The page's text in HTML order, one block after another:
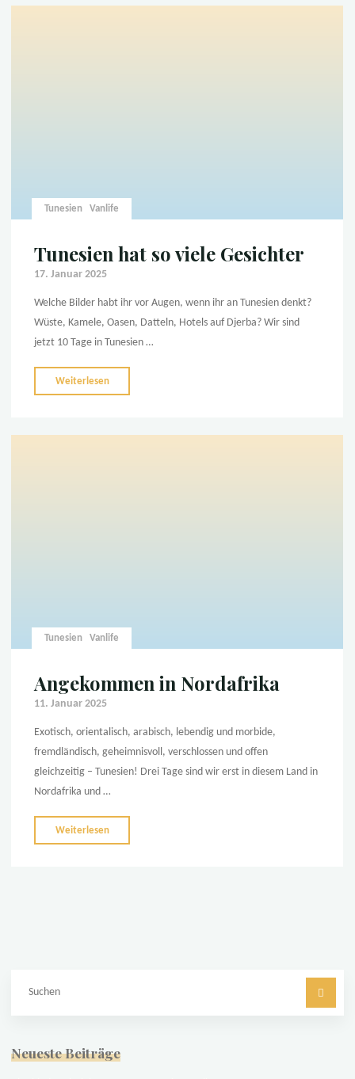
Tunesien Vanlife
Tunesien hat so viele Gesichter
17. Januar 2025
Welche Bilder habt ihr vor Augen, wenn ihr an Tunesien denkt?
Wüste, Kamele, Oasen, Datteln, Hotels auf Djerba? Wir sind
jetzt 10 Tage in Tunesien …
Weiterlesen
Tunesien Vanlife
Angekommen in Nordafrika
11. Januar 2025
Exotisch, orientalisch, arabisch, lebendig und morbide,
fremdländisch, geheimnisvoll, verschlossen und offen
gleichzeitig – Tunesien! Drei Tage sind wir erst in diesem Land in
Nordafrika und …
Weiterlesen
Neueste Beiträge